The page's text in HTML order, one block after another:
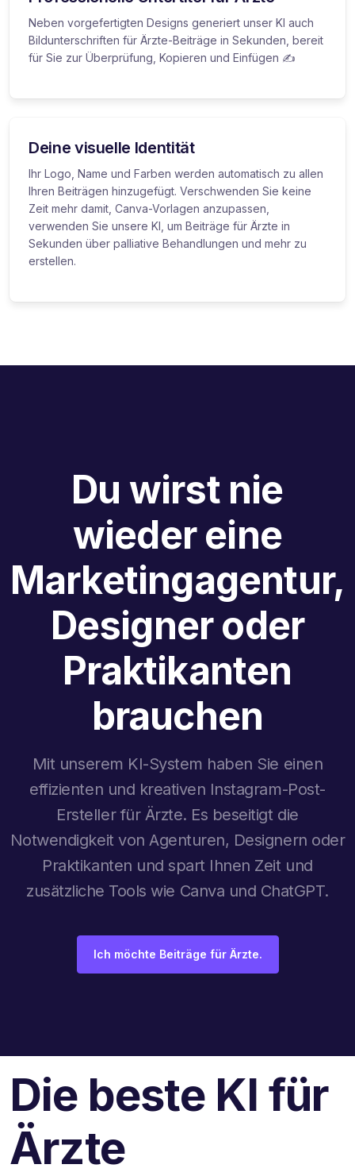
Neben vorgefertigten Designs generiert unser KI auch
Bildunterschriften für Ärzte-Beiträge in Sekunden, bereit
für Sie zur Überprüfung, Kopieren und Einfügen ✍️
Deine visuelle Identität
Ihr Logo, Name und Farben werden automatisch zu allen
Ihren Beiträgen hinzugefügt. Verschwenden Sie keine
Zeit mehr damit, Canva-Vorlagen anzupassen,
verwenden Sie unsere KI, um Beiträge für Ärzte in
Sekunden über palliative Behandlungen und mehr zu
erstellen.
Du wirst nie
wieder eine
Marketingagentur,
Designer oder
Praktikanten
brauchen
Mit unserem KI-System haben Sie einen
effizienten und kreativen Instagram-Post-
Ersteller für Ärzte. Es beseitigt die
Notwendigkeit von Agenturen, Designern oder
Praktikanten und spart Ihnen Zeit und
zusätzliche Tools wie Canva und ChatGPT.
Ich möchte Beiträge für Ärzte.
Die beste KI für
Ärzte